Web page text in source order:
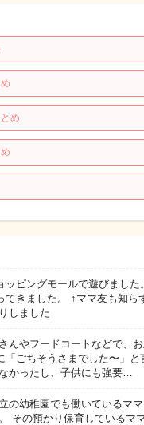
め
ッピングモールで遊びました
きました。 ↑ママ友も知ら
しました
んやフードコートなどで、
「ごちそうさまでした〜」と
かったし、子供にも強要…
の幼稚園でも働いているマ
その預かり保育しているマ